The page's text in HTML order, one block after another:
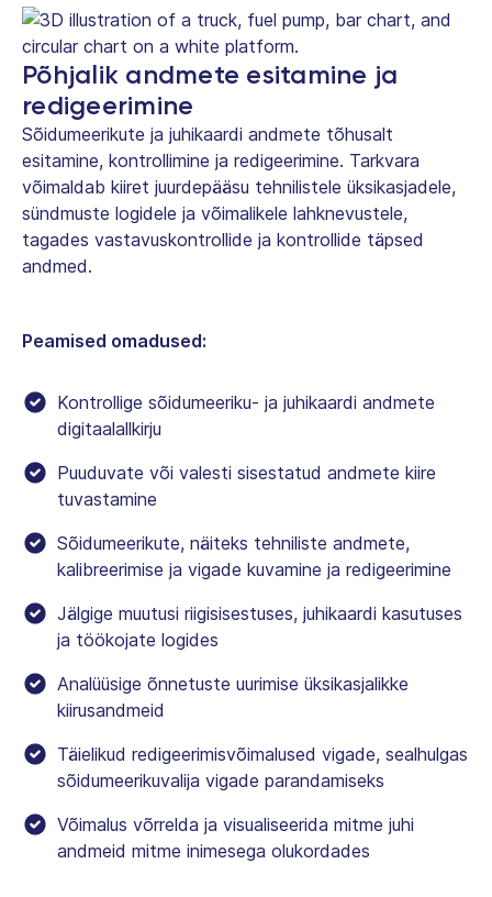
Põhjalik andmete esitamine ja
redigeerimine
Sõidumeerikute ja juhikaardi andmete tõhusalt
esitamine, kontrollimine ja redigeerimine. Tarkvara
võimaldab kiiret juurdepääsu tehnilistele üksikasjadele,
sündmuste logidele ja võimalikele lahknevustele,
tagades vastavuskontrollide ja kontrollide täpsed
andmed.
Peamised omadused:
Kontrollige sõidumeeriku- ja juhikaardi andmete
digitaalallkirju
Puuduvate või valesti sisestatud andmete kiire
tuvastamine
Sõidumeerikute, näiteks tehniliste andmete,
kalibreerimise ja vigade kuvamine ja redigeerimine
Jälgige muutusi riigisisestuses, juhikaardi kasutuses
ja töökojate logides
Analüüsige õnnetuste uurimise üksikasjalikke
kiirusandmeid
Täielikud redigeerimisvõimalused vigade, sealhulgas
sõidumeerikuvalija vigade parandamiseks
Võimalus võrrelda ja visualiseerida mitme juhi
andmeid mitme inimesega olukordades